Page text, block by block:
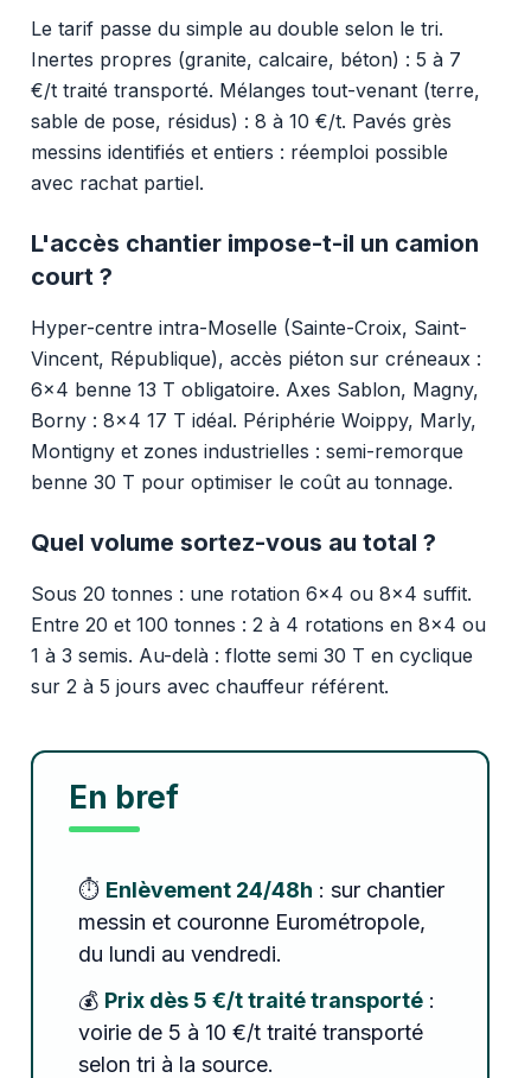
Le tarif passe du simple au double selon le tri.
Inertes propres (granite, calcaire, béton) : 5 à 7
€/t traité transporté. Mélanges tout-venant (terre,
sable de pose, résidus) : 8 à 10 €/t. Pavés grès
messins identifiés et entiers : réemploi possible
avec rachat partiel.
L'accès chantier impose-t-il un camion
court ?
Hyper-centre intra-Moselle (Sainte-Croix, Saint-
Vincent, République), accès piéton sur créneaux :
6x4 benne 13 T obligatoire. Axes Sablon, Magny,
Borny : 8x4 17 T idéal. Périphérie Woippy, Marly,
Montigny et zones industrielles : semi-remorque
benne 30 T pour optimiser le coût au tonnage.
Quel volume sortez-vous au total ?
Sous 20 tonnes : une rotation 6x4 ou 8x4 suffit.
Entre 20 et 100 tonnes : 2 à 4 rotations en 8x4 ou
1 à 3 semis. Au-delà : flotte semi 30 T en cyclique
sur 2 à 5 jours avec chauffeur référent.
En bref
⏱️ Enlèvement 24/48h : sur chantier
messin et couronne Eurométropole,
du lundi au vendredi.
💰 Prix dès 5 €/t traité transporté:
voirie de 5 à 10 €/t traité transporté
selon tri à la source.